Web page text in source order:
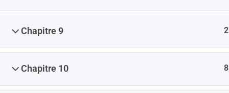
Chapitre 9 2
Chapitre 10 8